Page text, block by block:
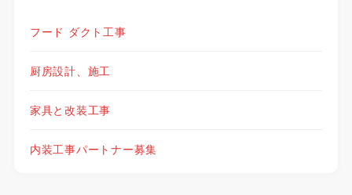
フード ダクト工事
厨房設計、施工
家具と改装工事
内装工事パートナー募集